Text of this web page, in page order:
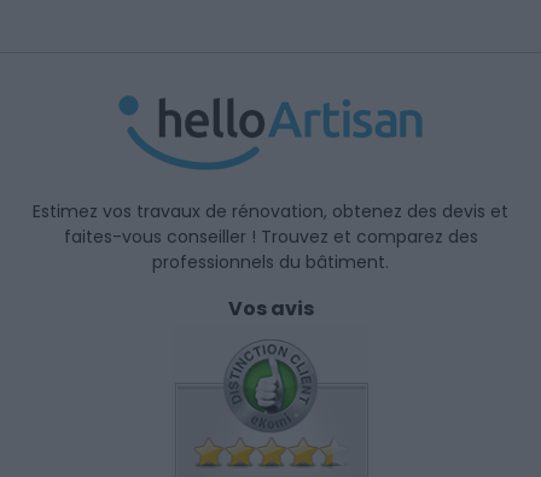
Estimez vos travaux de rénovation, obtenez des devis et
faites-vous conseiller ! Trouvez et comparez des
professionnels du bâtiment.
Vos avis